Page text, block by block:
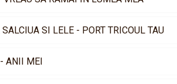
SI LELE - PORT TRICOUL TAU
ANII MEI